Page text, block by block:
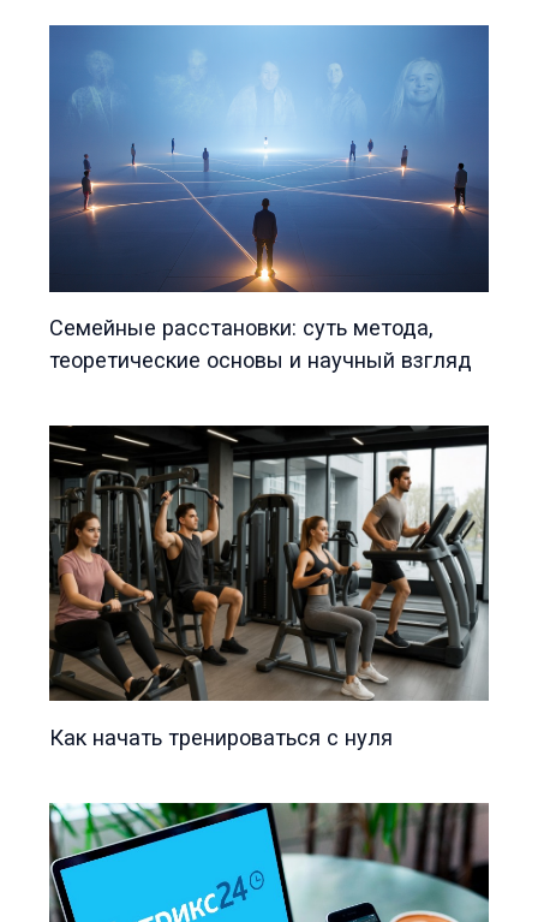
Семейные расстановки: суть метода,
теоретические основы и научный взгляд
Как начать тренироваться с нуля